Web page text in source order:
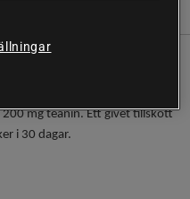
200 mg teanin. Ett givet tillskott
i 30 dagar.